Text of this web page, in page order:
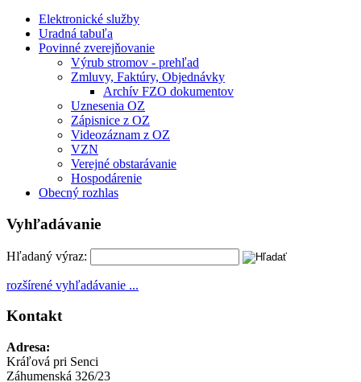
Elektronické služby
Uradná tabuľa
Povinné zverejňovanie
Výrub stromov - prehľad
Zmluvy, Faktúry, Objednávky
Archív FZO dokumentov
Uznesenia OZ
Zápisnice z OZ
Videozáznam z OZ
VZN
Verejné obstarávanie
Hospodárenie
Obecný rozhlas
Vyhľadávanie
Hľadaný výraz:
rozšírené vyhľadávanie ...
Kontakt
Adresa:
Kráľová pri Senci
Záhumenská 326/23